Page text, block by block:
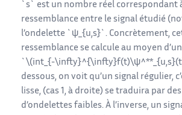
`s` est un nombre réel correspondant
ressemblance entre le signal étudié
l’ondelette `ψ_{u,s}`. Concrètement,
ressemblance se calcule au moyen
`\(int_{-
dessous, on voit qu’un signal régulier,
lisse, (cas 1, à droite) se traduira par
d’ondelettes faibles. À l’inverse, un